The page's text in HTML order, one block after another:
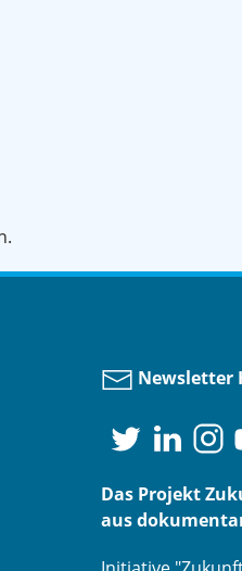
Newsletter
Das Projekt
aus